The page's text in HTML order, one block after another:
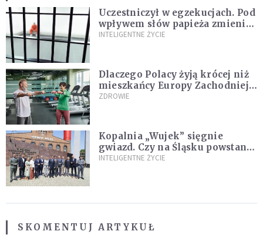
Uczestniczył w egzekucjach. Pod
wpływem słów papieża zmienił
zdanie
INTELIGENTNE ŻYCIE
Dlaczego Polacy żyją krócej niż
mieszkańcy Europy Zachodniej?
Ekspertka wskazuje główne
ZDROWIE
Kopalnia „Wujek” sięgnie
gwiazd. Czy na Śląsku powstanie
„Dolina Krzemowa”?
INTELIGENTNE ŻYCIE
SKOMENTUJ ARTYKUŁ